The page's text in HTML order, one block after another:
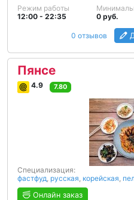
Режим работы
12:00 - 22:35
0 руб.
0 отзывов
Пянсе
4.9 7.80
Специализация:
фастфуд, русская, корейская,
Онлайн заказ